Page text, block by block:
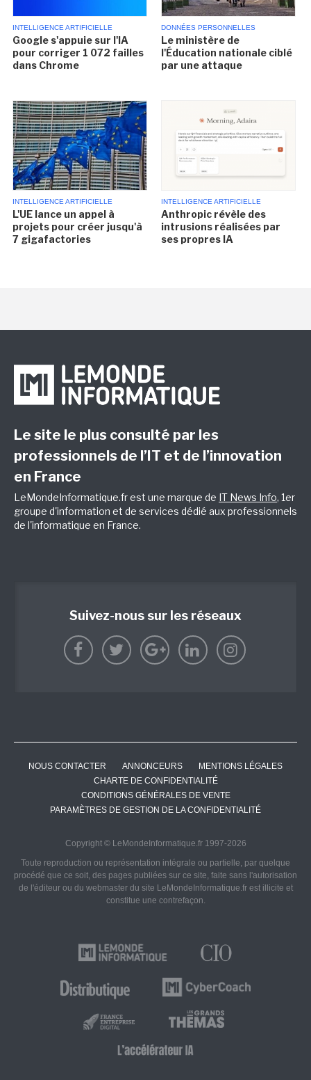
INTELLIGENCE ARTIFICIELLE
Google s'appuie sur l'IA
pour corriger 1 072 failles
dans Chrome
DONNÉES PERSONNELLES
Le ministère de
l'Éducation nationale ciblé
par une attaque
INTELLIGENCE ARTIFICIELLE
L'UE lance un appel à
projets pour créer jusqu'à
7 gigafactories
INTELLIGENCE ARTIFICIELLE
Anthropic révèle des
intrusions réalisées par
ses propres IA
Le site le plus consulté par les
professionnels de l’IT et de l’innovation
en France
LeMondeInformatique.fr est une marque de IT News Info, 1er
groupe d'information et de services dédié aux professionnels
de l'informatique en France.
Suivez-nous sur les réseaux
NOUS CONTACTER ANNONCEURS
MENTIONS LÉGALES
CHARTE DE CONFIDENTIALITÉ
CONDITIONS GÉNÉRALES DE VENTE
PARAMÈTRES DE GESTION DE LA CONFIDENTIALITÉ
Copyright © LeMondeInformatique.fr 1997-2026
Toute reproduction ou représentation intégrale ou partielle, par quelque
procédé que ce soit, des pages publiées sur ce site, faite sans l'autorisation
de l'éditeur ou du webmaster du site LeMondeInformatique.fr est illicite et
constitue une contrefaçon.